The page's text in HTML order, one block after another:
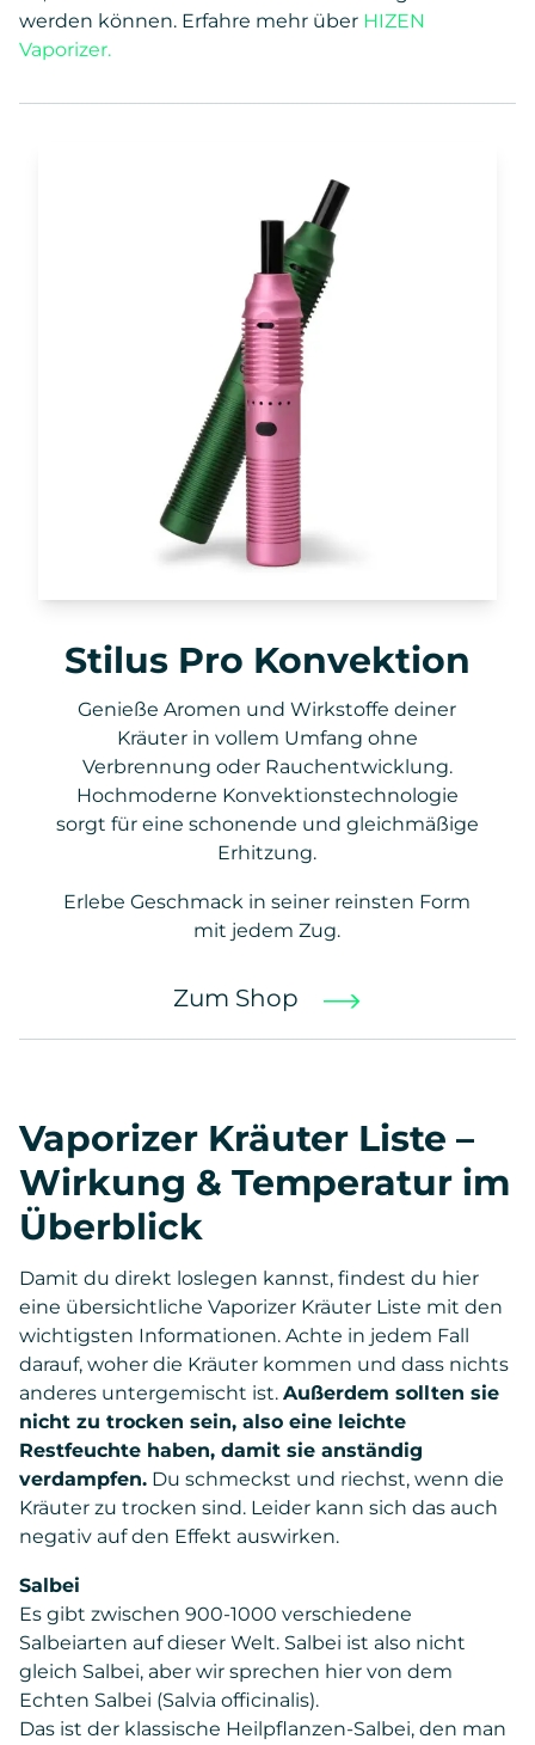
werden können. Erfahre mehr über HIZEN
Vaporizer.
Stilus Pro Konvektion
Genieße Aromen und Wirkstoffe deiner
Kräuter in vollem Umfang ohne
Verbrennung oder Rauchentwicklung.
Hochmoderne Konvektionstechnologie
sorgt für eine schonende und gleichmäßige
Erhitzung.
Erlebe Geschmack in seiner reinsten Form
mit jedem Zug.
Zum Shop
Vaporizer Kräuter Liste –
Wirkung & Temperatur im
Überblick
Damit du direkt loslegen kannst, findest du hier
eine übersichtliche Vaporizer Kräuter Liste mit den
wichtigsten Informationen. Achte in jedem Fall
darauf, woher die Kräuter kommen und dass nichts
anderes untergemischt ist. Außerdem sollten sie
nicht zu trocken sein, also eine leichte
Restfeuchte haben, damit sie anständig
verdampfen. Du schmeckst und riechst, wenn die
Kräuter zu trocken sind. Leider kann sich das auch
negativ auf den Effekt auswirken.
Salbei
Es gibt zwischen 900-1000 verschiedene
Salbeiarten auf dieser Welt. Salbei ist also nicht
gleich Salbei, aber wir sprechen hier von dem
Echten Salbei (Salvia officinalis).
Das ist der klassische Heilpflanzen-Salbei, den man